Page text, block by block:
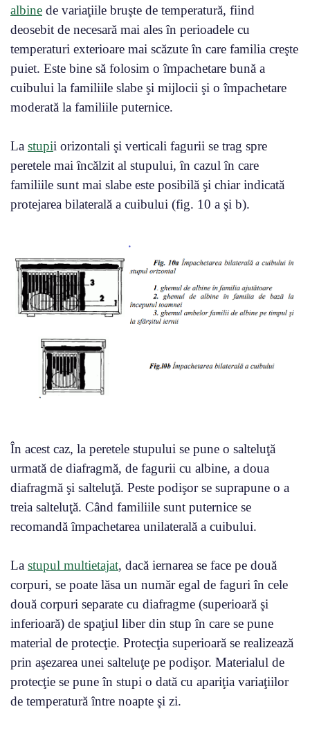
albine de variaţiile bruşte de temperatură, fiind
deosebit de necesară mai ales în perioadele cu
temperaturi exterioare mai scăzute în care familia creşte
puiet. Este bine să folosim o împachetare bună a
cuibului la familiile slabe şi mijlocii şi o împachetare
moderată la familiile puternice.
La stupii orizontali şi verticali fagurii se trag spre
peretele mai încălzit al stupului, în cazul în care
familiile sunt mai slabe este posibilă şi chiar indicată
protejarea bilaterală a cuibului (fig. 10 a şi b).
În acest caz, la peretele stupului se pune o salteluţă
urmată de diafragmă, de fagurii cu albine, a doua
diafragmă şi salteluţă. Peste podişor se suprapune o a
treia salteluţă. Când familiile sunt puternice se
recomandă împachetarea unilaterală a cuibului.
La stupul multietajat, dacă iernarea se face pe două
corpuri, se poate lăsa un număr egal de faguri în cele
două corpuri separate cu diafragme (superioară şi
inferioară) de spaţiul liber din stup în care se pune
material de protecţie. Protecţia superioară se realizează
prin aşezarea unei salteluţe pe podişor. Materialul de
protecţie se pune în stupi o dată cu apariţia variaţiilor
de temperatură între noapte şi zi.